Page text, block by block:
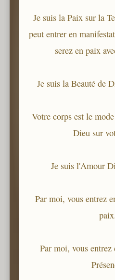
Je suis la Paix sur la
peut entrer en
serez en paix
Je suis la Beauté de
Votre corps est le
Dieu sur
Je suis l'Amour
Par moi, vous entrez
Par moi, vous entrez